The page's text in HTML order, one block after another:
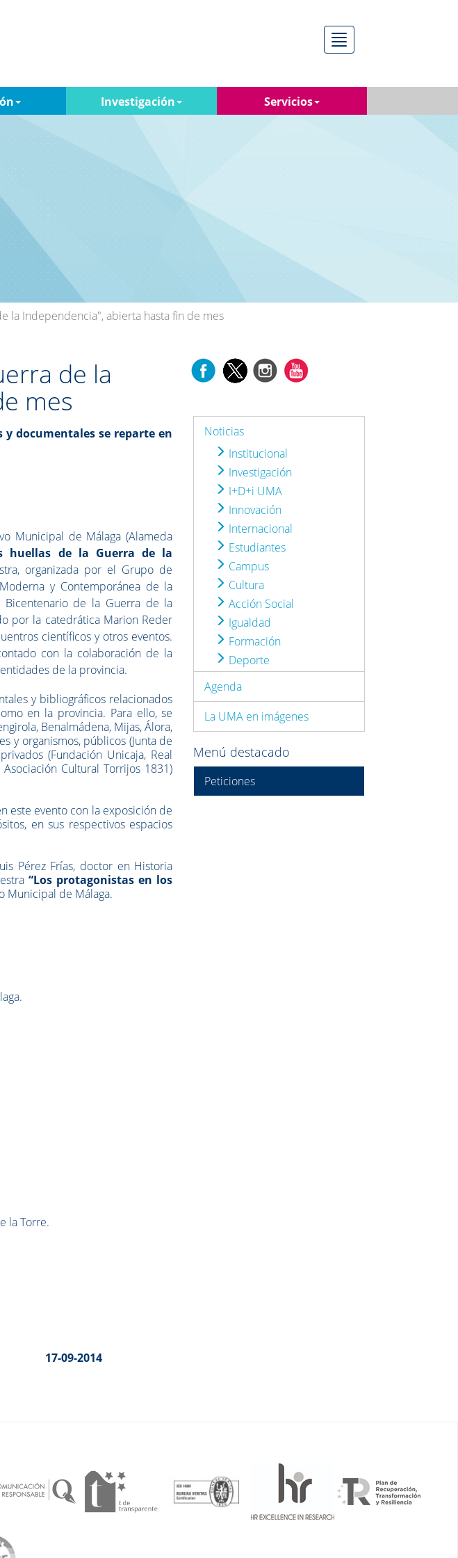
Menú
Investigación Servicios
la Independencia", abierta hasta fin de mes
de la
mes
documentales se reparte en
Municipal de Málaga (Alameda
huellas de la Guerra de la
organizada por el Grupo de
y Contemporánea de la
de la Guerra de la
por la catedrática Marion Reder
científicos y otros eventos.
con la colaboración de la
de la provincia.
y bibliográficos relacionados
en la provincia. Para ello, se
Benalmádena, Mijas, Álora,
y organismos, públicos (Junta de
(Fundación Unicaja, Real
Cultural Torrijos 1831)
este evento con la exposición de
en sus respectivos espacios
Pérez Frías, doctor en Historia
“Los protagonistas en los
Municipal de Málaga.
la Torre.
17-09-2014
Noticias
Institucional
Investigación
I+D+i UMA
Innovación
Internacional
Estudiantes
Campus
Cultura
Acción Social
Igualdad
Formación
Deporte
Agenda
La UMA en imágenes
Menú destacado
Peticiones